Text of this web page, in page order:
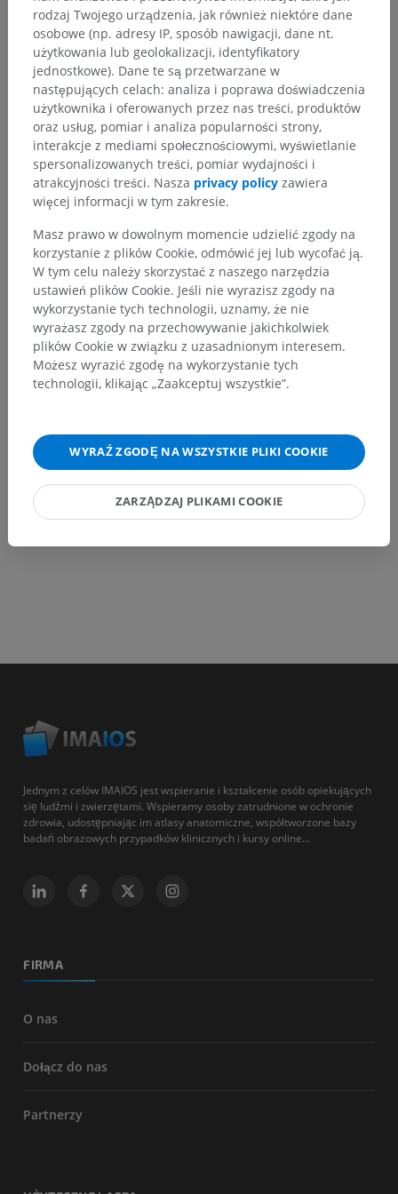
Anatomia człowieka 1
Neuroanatomia człowieka
Porównawcza anatomia zwierząt
Tłumaczenia
Zauważyłeś błąd?
Zachęcamy do przesyłania sugestii poprawek,
tłumaczeń lub innych treści, które przełożą się na
lepszą jakość materiałów.
Zgłoś problem
POBIERZ APLIKACJĘ
Jednym z celów IMAIOS jest wspieranie i kształcenie osób opiekujących
się ludźmi i zwierzętami. Wspieramy osoby zatrudnione w ochronie
zdrowia, udostępniając im atlasy anatomiczne, współtworzone bazy
badań obrazowych przypadków klinicznych i kursy online...
FIRMA
O nas
Dołącz do nas
Partnerzy
rodzaj Twojego urządzenia, jak również niektóre dane
osobowe (np. adresy IP, sposób nawigacji, dane nt.
użytkowania lub geolokalizacji, identyfikatory
jednostkowe). Dane te są przetwarzane w
następujących celach: analiza i poprawa doświadczenia
użytkownika i oferowanych przez nas treści, produktów
oraz usług, pomiar i analiza popularności strony,
interakcje z mediami społecznościowymi, wyświetlanie
spersonalizowanych treści, pomiar wydajności i
atrakcyjności treści. Nasza privacy policy zawiera
więcej informacji w tym zakresie.
Masz prawo w dowolnym momencie udzielić zgody na
korzystanie z plików Cookie, odmówić jej lub wycofać ją.
W tym celu należy skorzystać z naszego narzędzia
ustawień plików Cookie. Jeśli nie wyrazisz zgody na
wykorzystanie tych technologii, uznamy, że nie
wyrażasz zgody na przechowywanie jakichkolwiek
plików Cookie w związku z uzasadnionym interesem.
Możesz wyrazić zgodę na wykorzystanie tych
technologii, klikając „Zaakceptuj wszystkie”.
WYRAŹ ZGODĘ NA WSZYSTKIE PLIKI COOKIE
ZARZĄDZAJ PLIKAMI COOKIE